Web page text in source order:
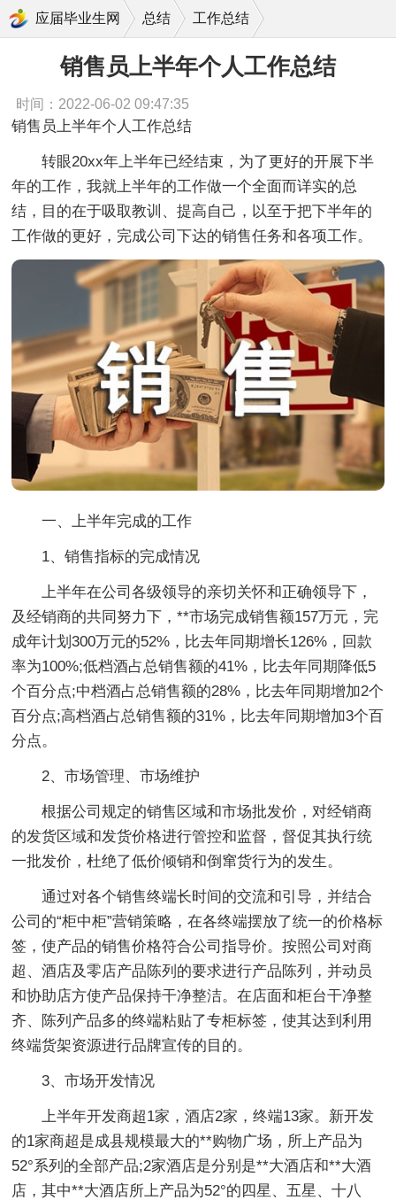
应届毕业生网 总结 工作总结
销售员上半年个人工作总结
时间：2022-06-02 09:47:35
销售员上半年个人工作总结
转眼20xx年上半年已经结束，为了更好的开展下半
年的工作，我就上半年的工作做一个全面而详实的总
结，目的在于吸取教训、提高自己，以至于把下半年的
工作做的更好，完成公司下达的销售任务和各项工作。
一、上半年完成的工作
1、销售指标的完成情况
上半年在公司各级领导的亲切关怀和正确领导下，
及经销商的共同努力下，**市场完成销售额157万元，完
成年计划300万元的52%，比去年同期增长126%，回款
率为100%;低档酒占总销售额的41%，比去年同期降低5
个百分点;中档酒占总销售额的28%，比去年同期增加2个
百分点;高档酒占总销售额的31%，比去年同期增加3个百
分点。
2、市场管理、市场维护
根据公司规定的销售区域和市场批发价，对经销商
的发货区域和发货价格进行管控和监督，督促其执行统
一批发价，杜绝了低价倾销和倒窜货行为的发生。
通过对各个销售终端长时间的交流和引导，并结合
公司的“柜中柜”营销策略，在各终端摆放了统一的价格标
签，使产品的销售价格符合公司指导价。按照公司对商
超、酒店及零店产品陈列的要求进行产品陈列，并动员
和协助店方使产品保持干净整洁。在店面和柜台干净整
齐、陈列产品多的终端粘贴了专柜标签，使其达到利用
终端货架资源进行品牌宣传的目的。
3、市场开发情况
上半年开发商超1家，酒店2家，终端13家。新开发
的1家商超是成县规模最大的**购物广场，所上产品为
52°系列的全部产品;2家酒店是分别是**大酒店和**大酒
店，其中**大酒店所上产品为52°的四星、五星、十八